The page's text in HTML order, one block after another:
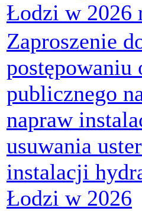
Łodzi w 2026
Zaproszenie
postępowaniu
publicznego
napraw
usuwania
instalacji
Łodzi w 2026